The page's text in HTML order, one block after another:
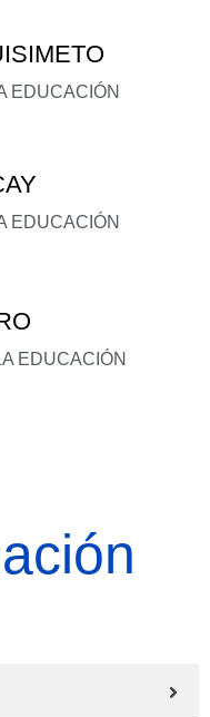
EDUCACIÓN
EDUCACIÓN
EDUCACIÓN